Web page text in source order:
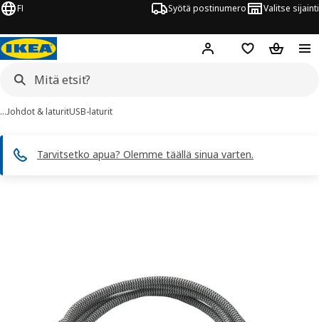
FI Syötä postinumero Valitse sijainti
Hej! Kirjaudu sisään
Suosikit
…Johdot & laturitUSB-laturit
Tarvitsetko apua? Olemme täällä sinua varten.